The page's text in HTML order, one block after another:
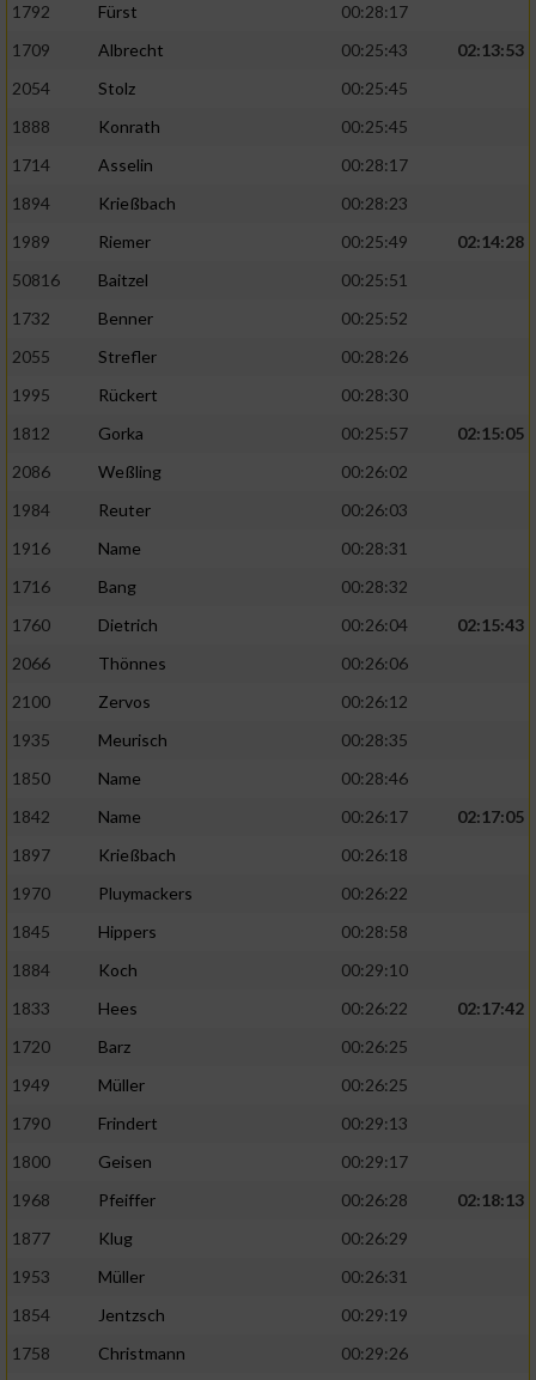
1792
Fürst
00:28:17
1709
Albrecht 00:25:43
02:13:53
2054
Stolz
00:25:45
1888
Konrath
00:25:45
1714
Asselin
00:28:17
1894
Krießbach
00:28:23
1989
Riemer 00:25:49
02:14:28
50816
Baitzel
00:25:51
1732
Benner
00:25:52
2055
Strefler
00:28:26
1995
Rückert
00:28:30
1812
Gorka 00:25:57
02:15:05
2086
Weßling
00:26:02
1984
Reuter
00:26:03
1916
Name
00:28:31
1716
Bang
00:28:32
1760
Dietrich 00:26:04
02:15:43
2066
Thönnes
00:26:06
2100
Zervos
00:26:12
1935
Meurisch
00:28:35
1850
Name
00:28:46
1842
Name 00:26:17
02:17:05
1897
Krießbach
00:26:18
1970
Pluymackers
00:26:22
1845
Hippers
00:28:58
1884
Koch
00:29:10
1833
Hees 00:26:22
02:17:42
1720
Barz
00:26:25
1949
Müller
00:26:25
1790
Frindert
00:29:13
1800
Geisen
00:29:17
1968
Pfeiffer 00:26:28
02:18:13
1877
Klug
00:26:29
1953
Müller
00:26:31
1854
Jentzsch
00:29:19
1758
Christmann
00:29:26